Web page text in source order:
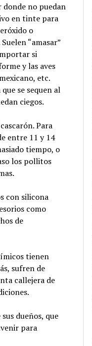
donde no puedan
en tinte para
o
“amasar”
si
y las aves
etc.
se sequen al
ciegos.
Para
entre 11 y 14
tiempo, o
los pollitos
con silicona
como
de
tienen
sufren de
callejera de
dueños, que
para